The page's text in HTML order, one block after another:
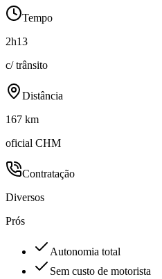
Tempo
2h13
c/ trânsito
Distância
167 km
oficial CHM
Contratação
Diversos
Prós
Autonomia total
Sem custo de motorista